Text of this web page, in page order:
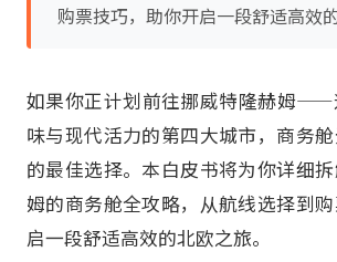
购票技巧，助你开启一段舒适高效
如果你正计划前往挪威特隆赫姆——
味与现代活力的第四大城市，商务
的最佳选择。本白皮书将为你详细
姆的商务舱全攻略，从航线选择到
启一段舒适高效的北欧之旅。